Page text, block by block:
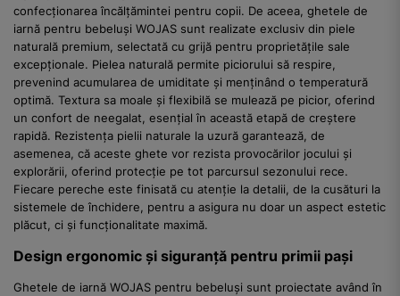
confecționarea încălțămintei pentru copii. De aceea, ghetele de
iarnă pentru bebeluși WOJAS sunt realizate exclusiv din piele
naturală premium, selectată cu grijă pentru proprietățile sale
excepționale. Pielea naturală permite piciorului să respire,
prevenind acumularea de umiditate și menținând o temperatură
optimă. Textura sa moale și flexibilă se mulează pe picior, oferind
un confort de neegalat, esențial în această etapă de creștere
rapidă. Rezistența pielii naturale la uzură garantează, de
asemenea, că aceste ghete vor rezista provocărilor jocului și
explorării, oferind protecție pe tot parcursul sezonului rece.
Fiecare pereche este finisată cu atenție la detalii, de la cusături la
sistemele de închidere, pentru a asigura nu doar un aspect estetic
plăcut, ci și funcționalitate maximă.
Design ergonomic și siguranță pentru primii pași
Ghetele de iarnă WOJAS pentru bebeluși sunt proiectate având în